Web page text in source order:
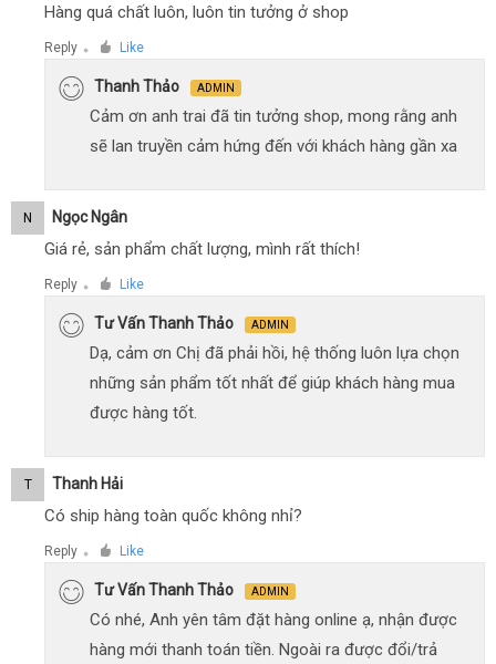
Hàng quá chất luôn, luôn tin tưởng ở shop
Reply ● Like
Thanh Thảo ADMIN
Cảm ơn anh trai đã tin tưởng shop, mong rằng anh
sẽ lan truyền cảm hứng đến với khách hàng gần xa
N Ngọc Ngân
Giá rẻ, sản phẩm chất lượng, mình rất thích!
Reply ● Like
Tư Vấn Thanh Thảo ADMIN
Dạ, cảm ơn Chị đã phải hồi, hệ thống luôn lựa chọn
những sản phẩm tốt nhất để giúp khách hàng mua
được hàng tốt.
T Thanh Hải
Có ship hàng toàn quốc không nhỉ?
Reply ● Like
Tư Vấn Thanh Thảo ADMIN
Có nhé, Anh yên tâm đặt hàng online ạ, nhận được
hàng mới thanh toán tiền. Ngoài ra được đổi/trả